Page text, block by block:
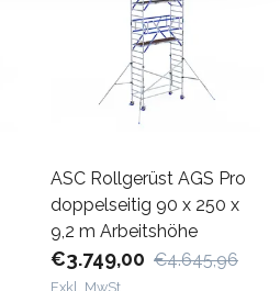
ASC Rollgerüst AGS Pro
doppelseitig 90 x 250 x
9,2 m Arbeitshöhe
€3.749,00 €4.645,96
Exkl. MwSt